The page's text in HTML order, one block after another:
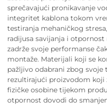
sprečavajući pronikavanje
integritet kablona tokom
testiranja mehaničkog
radijusa savijanja i
zadrže svoje performanse
montaže. Materijali koji se
pažljivo odabrani zbog
rezultirajući proizvodom koji
fizičke osobine tijekom
otpornost dovodi do